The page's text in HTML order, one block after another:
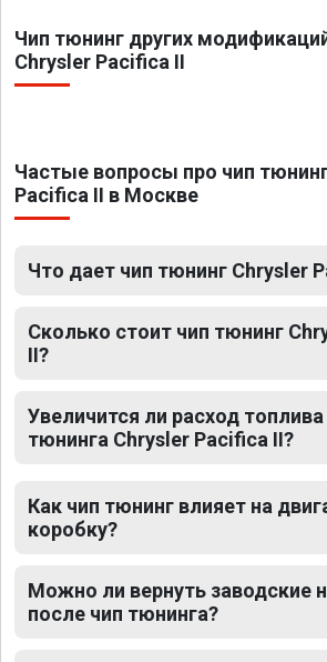
Чип тюнинг других
Chrysler Pacifica II
Частые вопросы про чип
Pacifica II в Москве
Что дает чип тюнинг Chrysler
Сколько стоит чип тюнинг
II?
Увеличится ли расход
тюнинга Chrysler Pacifica II?
Как чип тюнинг влияет на
коробку?
Можно ли вернуть заводские
после чип тюнинга?